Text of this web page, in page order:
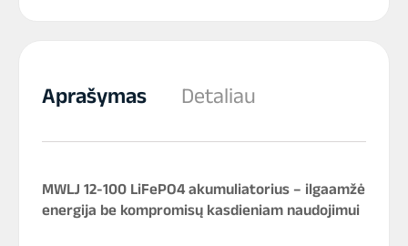
Aprašymas Detaliau
MWLJ 12-100 LiFePO4 akumuliatorius – ilgaamžė
energija be kompromisų kasdieniam naudojimui